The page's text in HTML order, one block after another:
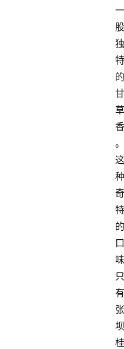
一
股
独
特
的
甘
草
香
。
这
种
奇
特
的
口
味
只
有
张
坝
桂